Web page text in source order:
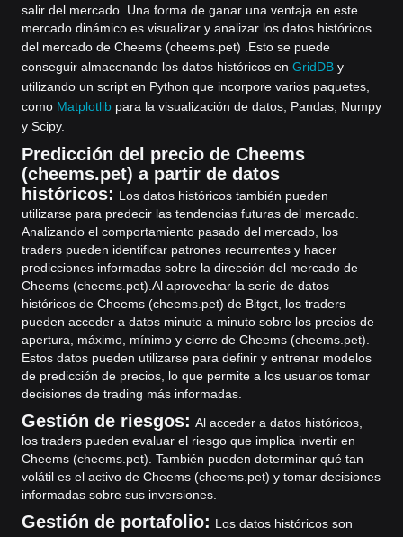
salir del mercado. Una forma de ganar una ventaja en este
mercado dinámico es visualizar y analizar los datos históricos
del mercado de Cheems (cheems.pet) . Esto se puede
conseguir almacenando los datos históricos en GridDB y
utilizando un script en Python que incorpore varios paquetes,
como Matplotlib para la visualización de datos, Pandas, Numpy
y Scipy.
Predicción del precio de Cheems
(cheems.pet) a partir de datos
históricos: Los datos históricos también pueden
utilizarse para predecir las tendencias futuras del mercado.
Analizando el comportamiento pasado del mercado, los
traders pueden identificar patrones recurrentes y hacer
predicciones informadas sobre la dirección del mercado de
Cheems (cheems.pet). Al aprovechar la serie de datos
históricos de Cheems (cheems.pet) de Bitget, los traders
pueden acceder a datos minuto a minuto sobre los precios de
apertura, máximo, mínimo y cierre de Cheems (cheems.pet).
Estos datos pueden utilizarse para definir y entrenar modelos
de predicción de precios, lo que permite a los usuarios tomar
decisiones de trading más informadas.
Gestión de riesgos: Al acceder a datos históricos,
los traders pueden evaluar el riesgo que implica invertir en
Cheems (cheems.pet). También pueden determinar qué tan
volátil es el activo de Cheems (cheems.pet) y tomar decisiones
informadas sobre sus inversiones.
Gestión de portafolio: Los datos históricos son